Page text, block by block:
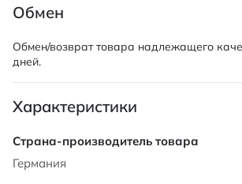
Обмен
Обмен/возврат товара надлежащего
дней.
Характеристики
Характеристики
Германия